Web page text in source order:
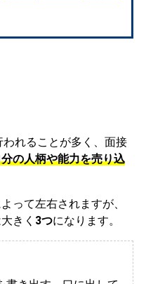
れることが多く、面接
の人柄や能力を売り込
って左右されますが、
きく 3つになります。